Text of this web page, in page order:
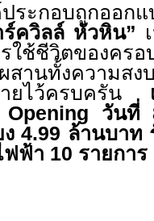
ระกอบถูกออก
ควิลล์ หัวหิน”
ใช้ชีวิตของครอ
สานทั้งความสง
ยไว้ครบครัน เ
วันที่
4.99 ล้านบาท
ฟฟ้า 10 รายการ